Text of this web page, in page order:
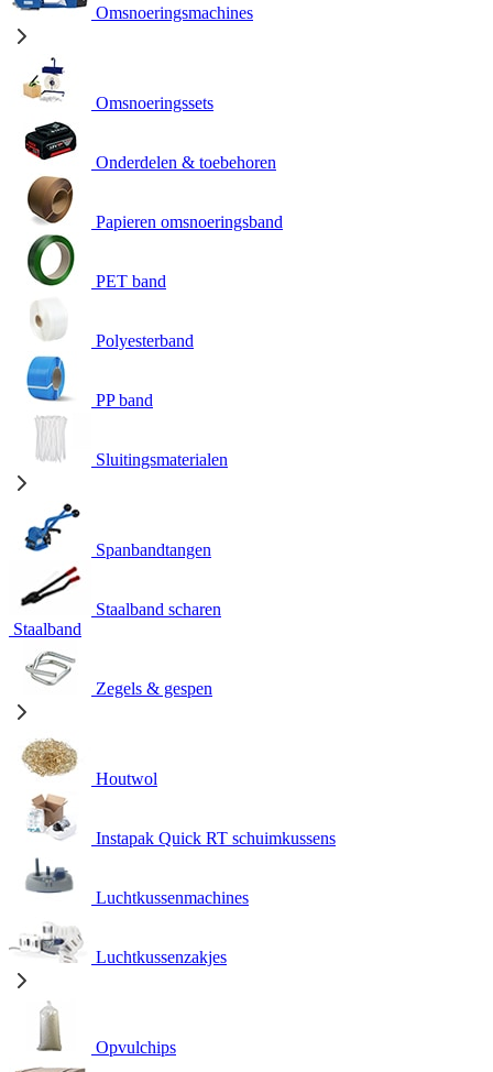
Omsnoeringsmachines
Omsnoeringssets
Onderdelen & toebehoren
Papieren omsnoeringsband
PET band
Polyesterband
PP band
Sluitingsmaterialen
Spanbandtangen
Staalband scharen
Staalband
Zegels & gespen
Houtwol
Instapak Quick RT schuimkussens
Luchtkussenmachines
Luchtkussenzakjes
Opvulchips